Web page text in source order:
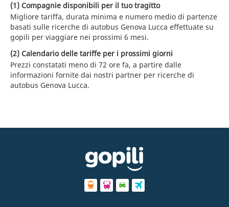
(1) Compagnie disponibili per il tuo tragitto
Migliore tariffa, durata minima e numero medio di partenze
basati sulle ricerche di autobus Genova Lucca effettuate su
gopili per viaggiare nei prossimi 6 mesi.
(2) Calendario delle tariffe per i prossimi giorni
Prezzi constatati meno di 72 ore fa, a partire dalle
informazioni fornite dai nostri partner per ricerche di
autobus Genova Lucca.